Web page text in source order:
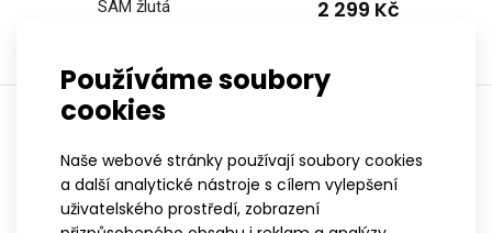
Používáme soubory
cookies
Naše webové stránky používají soubory cookies
a další analytické nástroje s cílem vylepšení
uživatelského prostředí, zobrazení
SAM žlutá 2 299 Kč
SPORT